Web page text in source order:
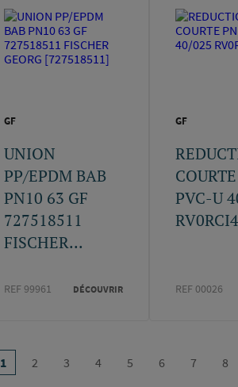
GF
UNION
PP/EPDM BAB
PN10 63 GF
727518511
FISCHER...
REF 99961 DÉCOUVRIR
GF
PVC-U
REF 00026
Page
1 Page
2 Page
3 Page
4 Page
5 Page
6 Page
7 8